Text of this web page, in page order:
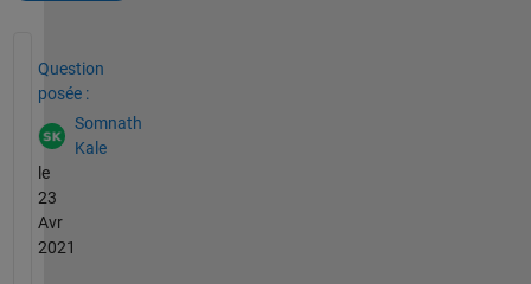
Question
posée :
Somnath
Kale
le
23
Avr
2021